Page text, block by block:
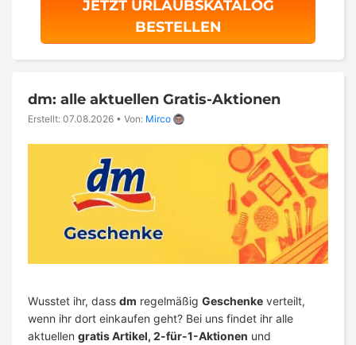
JETZT URLAUBSKATALOG
BESTELLEN
dm: alle aktuellen Gratis-Aktionen
Erstellt: 07.08.2026 • Von: Mirco
Wusstet ihr, dass dm regelmäßig Geschenke verteilt,
wenn ihr dort einkaufen geht? Bei uns findet ihr alle
aktuellen gratis Artikel, 2-für-1-Aktionen und